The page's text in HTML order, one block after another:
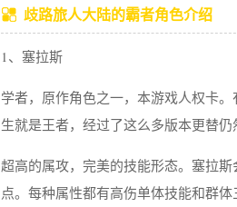
歧路旅人大陆的霸者角色介绍
1、塞拉斯
学者，原作角色之一，本游戏人权卡
生就是王者，经过了这么多版本更替仍
超高的属攻，完美的技能形态。塞拉
点。每种属性都有高伤单体技能和群